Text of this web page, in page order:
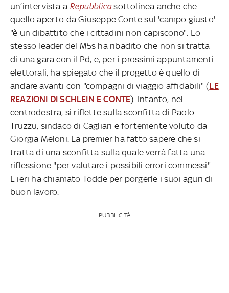
un’intervista a Repubblica sottolinea anche che
quello aperto da Giuseppe Conte sul 'campo giusto'
"è un dibattito che i cittadini non capiscono". Lo
stesso leader del M5s ha ribadito che non si tratta
di una gara con il Pd, e, per i prossimi appuntamenti
elettorali, ha spiegato che il progetto è quello di
andare avanti con "compagni di viaggio affidabili" (LE
REAZIONI DI SCHLEIN E CONTE). Intanto, nel
centrodestra, si riflette sulla sconfitta di Paolo
Truzzu, sindaco di Cagliari e fortemente voluto da
Giorgia Meloni. La premier ha fatto sapere che si
tratta di una sconfitta sulla quale verrà fatta una
riflessione "per valutare i possibili errori commessi".
E ieri ha chiamato Todde per porgerle i suoi aguri di
buon lavoro.
PUBBLICITÀ